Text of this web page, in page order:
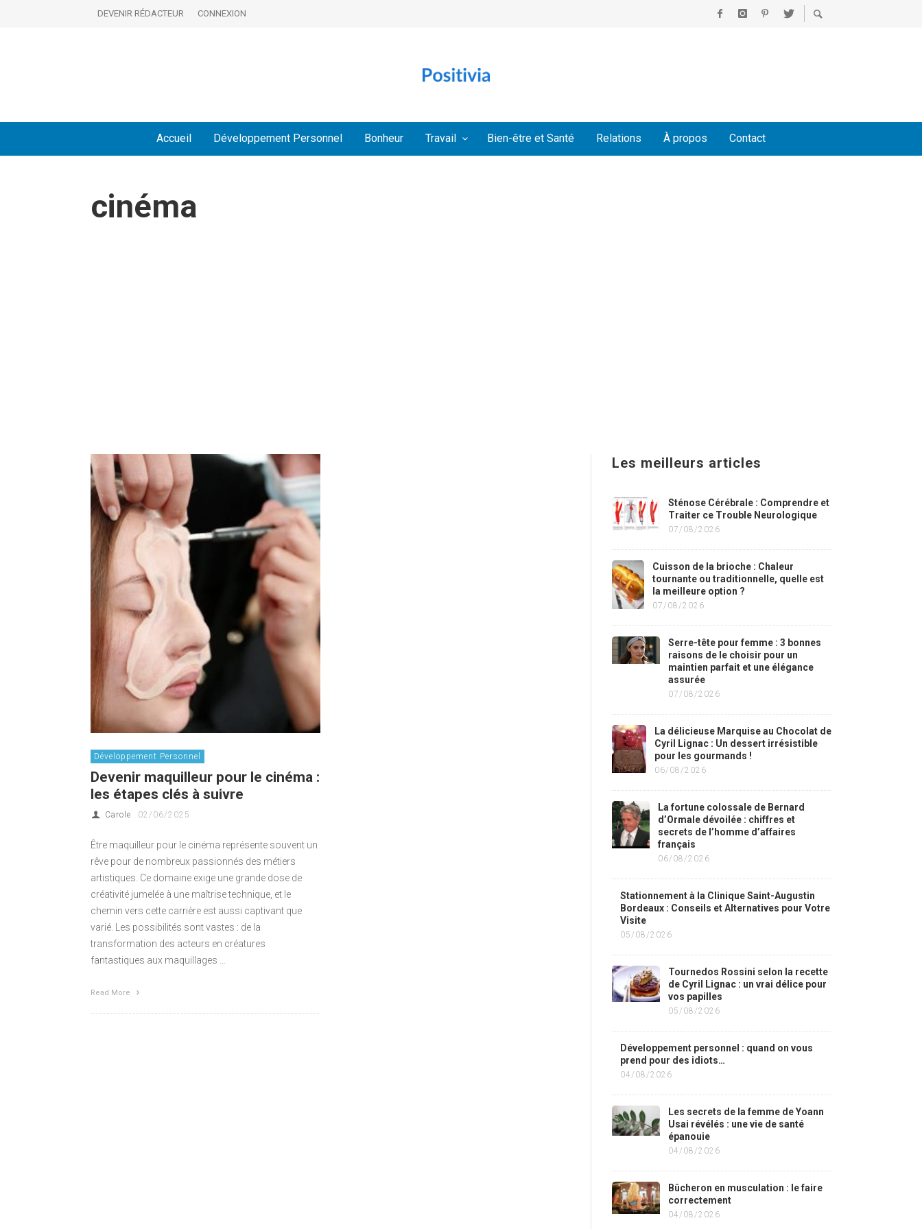
DEVENIR RÉDACTEUR CONNEXION
Accueil Développement Personnel Bonheur Travail Bien-être et Santé Relations À propos Contact
cinéma
Développement Personnel
Devenir maquilleur pour le cinéma :
les étapes clés à suivre
Carole 02/06/2025
Être maquilleur pour le cinéma représente souvent un
rêve pour de nombreux passionnés des métiers
artistiques. Ce domaine exige une grande dose de
créativité jumelée à une maîtrise technique, et le
chemin vers cette carrière est aussi captivant que
varié. Les possibilités sont vastes : de la
transformation des acteurs en créatures
fantastiques aux maquillages …
Read More
Les meilleurs articles
Sténose Cérébrale : Comprendre et
Traiter ce Trouble Neurologique
07/08/2026
Cuisson de la brioche : Chaleur
tournante ou traditionnelle, quelle est
la meilleure option ?
07/08/2026
Serre-tête pour femme : 3 bonnes
raisons de le choisir pour un
maintien parfait et une élégance
assurée
07/08/2026
La délicieuse Marquise au Chocolat de
Cyril Lignac : Un dessert irrésistible
pour les gourmands !
06/08/2026
La fortune colossale de Bernard
d’Ormale dévoilée : chiffres et
secrets de l’homme d’affaires
français
06/08/2026
Stationnement à la Clinique Saint-Augustin
Bordeaux : Conseils et Alternatives pour Votre
Visite
05/08/2026
Tournedos Rossini selon la recette
de Cyril Lignac : un vrai délice pour
vos papilles
05/08/2026
Développement personnel : quand on vous
prend pour des idiots…
04/08/2026
Les secrets de la femme de Yoann
Usai révélés : une vie de santé
épanouie
04/08/2026
Bûcheron en musculation : le faire
correctement
04/08/2026